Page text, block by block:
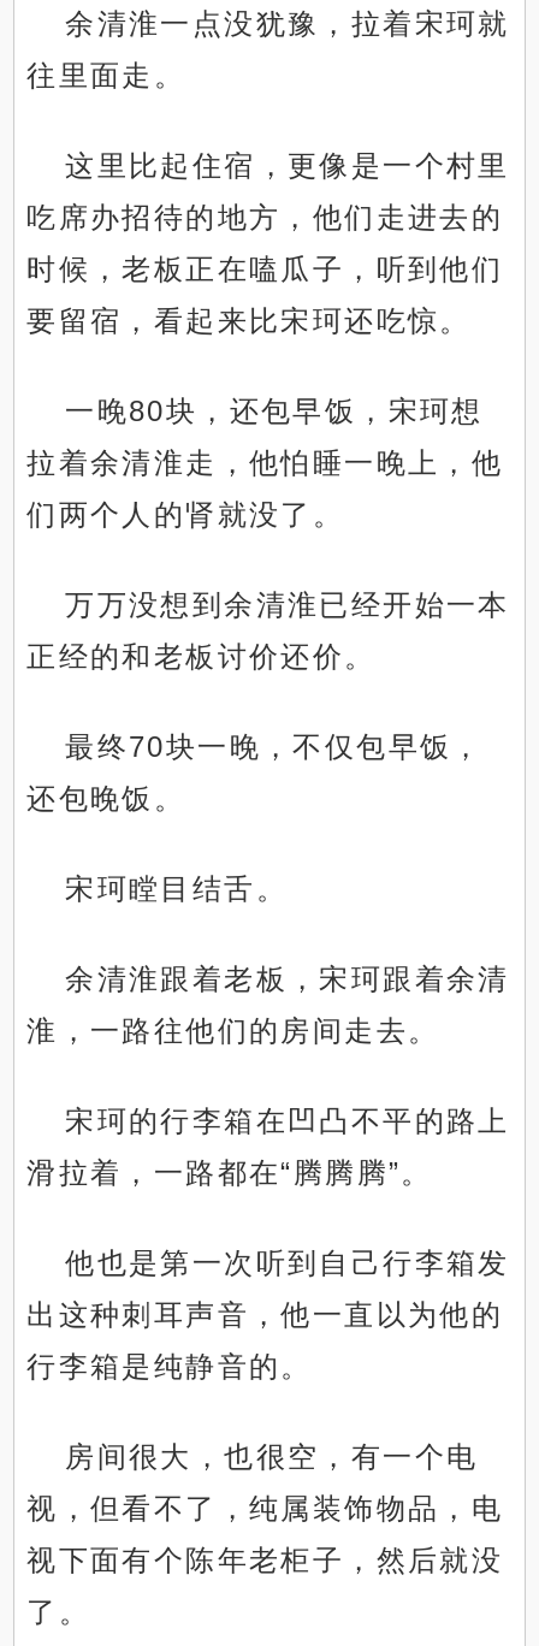
余清淮一点没犹豫，拉着宋珂就
往里面走。
这里比起住宿，更像是一个村里
吃席办招待的地方，他们走进去的
时候，老板正在嗑瓜子，听到他们
要留宿，看起来比宋珂还吃惊。
一晚80块，还包早饭，宋珂想
拉着余清淮走，他怕睡一晚上，他
们两个人的肾就没了。
万万没想到余清淮已经开始一本
正经的和老板讨价还价。
最终70块一晚，不仅包早饭，
还包晚饭。
宋珂瞠目结舌。
余清淮跟着老板，宋珂跟着余清
淮，一路往他们的房间走去。
宋珂的行李箱在凹凸不平的路上
滑拉着，一路都在“腾腾腾”。
他也是第一次听到自己行李箱发
出这种刺耳声音，他一直以为他的
行李箱是纯静音的。
房间很大，也很空，有一个电
视，但看不了，纯属装饰物品，电
视下面有个陈年老柜子，然后就没
了。